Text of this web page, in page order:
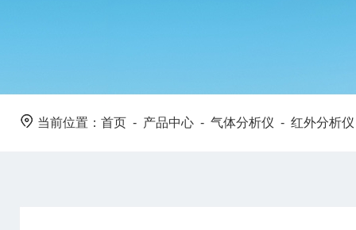
当前位置： 首页 - 产品中心 - 气体分析仪 - 红外分析仪